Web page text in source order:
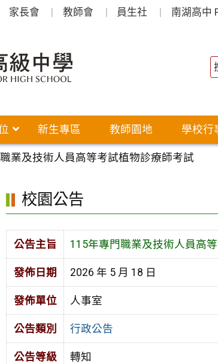
家長會 教師會 員生社 南湖高中
新生專區 教師園地 學校行
業及技術人員高等考試植物診療師考試
校園公告
公告主旨 115年專門職業及技術人員高
發佈日期 2026 年 5 月 18 日
發佈單位 人事室
公告類別 行政公告
公告等級 轉知